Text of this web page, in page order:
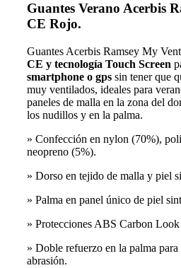
Guantes Verano Acerbis
CE Rojo.
Guantes Acerbis Ramsey My
CE y tecnología Touch Screen
smartphone o gps sin tener que
muy ventilados, ideales para
paneles de malla en la zona del
los nudillos y en la palma.
» Confección en nylon (70%),
neopreno (5%).
» Dorso en tejido de malla y piel
» Palma en panel único de piel
» Protecciones ABS Carbon
» Doble refuerzo en la palma
abrasión.